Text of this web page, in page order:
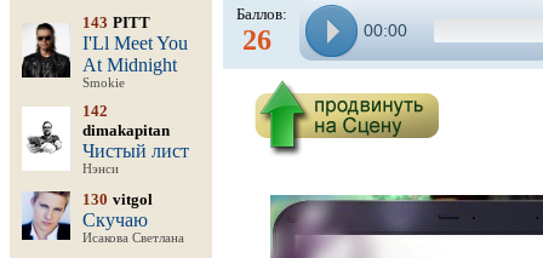
143 PITT
I'Ll Meet You
At Midnight
Smokie
142
dimakapitan
Чистый лист
Нэнси
130 vitgol
Скучаю
Исакова Светлана
Баллов:
26 00:00